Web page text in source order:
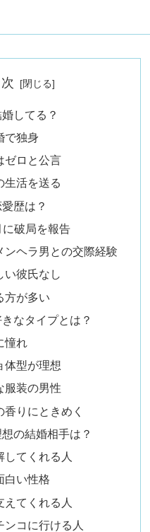
してる？
で独身
ゼロと公言
生活を送る
歴は？
破局を報告
ンヘラ男との交際経験
い彼氏なし
方が多い
なタイプとは？
憧れ
体型が理想
服装の男性
香りにときめく
の結婚相手は？
してくれる人
白い性格
えてくれる人
ンコに行ける人